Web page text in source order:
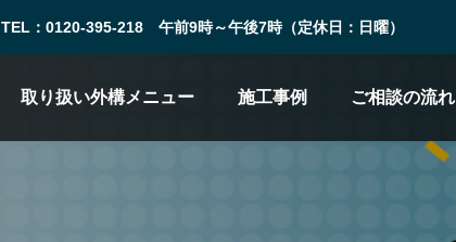
TEL：0120-395-218 午前9時～午後7時（定休日：日曜）
取り扱い外構メニュー 施工事例 ご相談の流れ